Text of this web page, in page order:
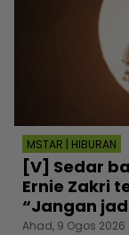
MSTAR | HIBURAN
[V] Sedar
Ernie Zakri
“Jangan
Ahad, 9 Ogos 2026